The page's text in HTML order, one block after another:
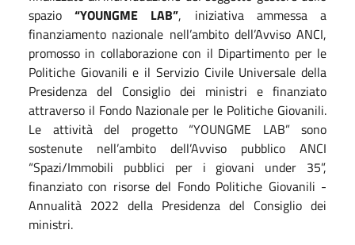
spazio“YOUNGME LAB”, iniziativa ammessa a
finanziamento nazionale nell’ambito dell’Avviso ANCI,
promosso in collaborazione con il Dipartimento per le
Politiche Giovanili e il Servizio Civile Universale della
Presidenza del Consiglio dei ministri e finanziato
attraverso il Fondo Nazionale per le Politiche Giovanili.
Le attività del progetto “YOUNGME LAB” sono
sostenute nell’ambito dell’Avviso pubblico ANCI
“Spazi/Immobili pubblici per i giovani under 35”,
finanziato con risorse del Fondo Politiche Giovanili -
Annualità 2022 della Presidenza del Consiglio dei
ministri.